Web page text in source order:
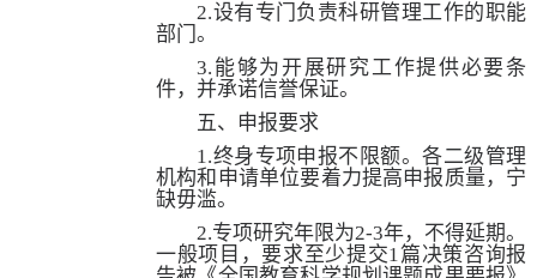
2.设有专门负责科研管理工作的职能
部门。
3. 能够为开展研究工作提供必要条
件，并承诺信誉保证。
五、申报要求
1.终身专项申报不限额。各二级管理
机构和申请单位要着力提高申报质量，宁
缺毋滥。
2.专项研究年限为2-3年，不得延期。
一般项目，要求至少提交1篇决策咨询报